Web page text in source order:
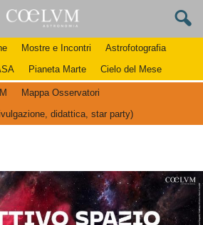
Mostre e Incontri
Astrofotografia
Pianeta Marte Cielo del Mese
Mappa Osservatori
didattica, star party)